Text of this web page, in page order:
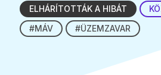
ELHÁRÍTOTTÁK A HIBÁT
#MÁV
#ÜZEMZAVAR